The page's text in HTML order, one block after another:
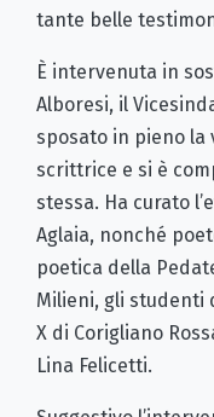
tante belle
È intervenuta in
Alboresi, il
sposato in pieno la
scrittrice e si è
stessa. Ha curato
Aglaia, nonché
poetica della
Milieni, gli studenti
X di Corigliano
Lina Felicetti.